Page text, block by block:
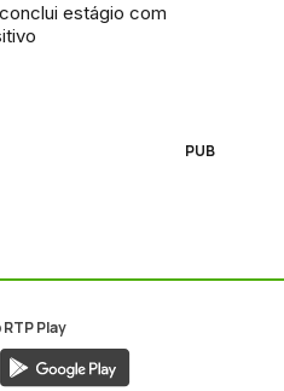
estágio com
PUB
RTP Play